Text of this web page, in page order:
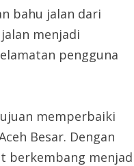
bahu jalan dari
menjadi
pengguna
memperbaiki
Besar. Dengan
berkembang